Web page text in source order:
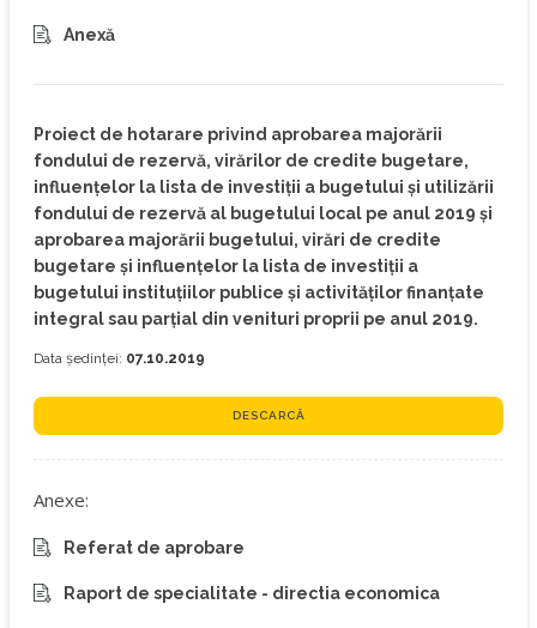
Anexă
Proiect de hotarare privind aprobarea majorării
fondului de rezervă, virărilor de credite bugetare,
influențelor la lista de investiții a bugetului și utilizării
fondului de rezervă al bugetului local pe anul 2019 și
aprobarea majorării bugetului, virări de credite
bugetare și influenţelor la lista de investiţii a
bugetului instituţiilor publice şi activităţilor finanţate
integral sau parţial din venituri proprii pe anul 2019.
Data ședinței: 07.10.2019
DESCARCĂ
Anexe:
Referat de aprobare
Raport de specialitate - directia economica